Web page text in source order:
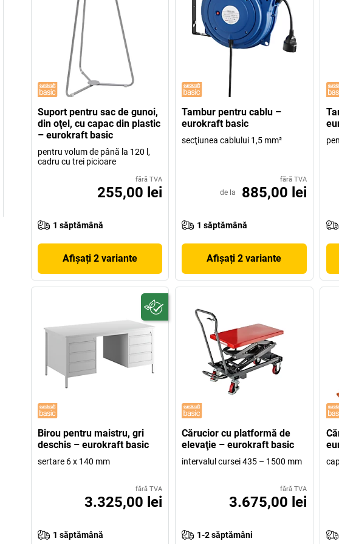
Suport pentru sac de gunoi,
din oţel, cu capac din plastic
– eurokraft basic
pentru volum de până la 120 l,
cadru cu trei picioare
fără TVA
255,00 lei
1 săptămână
Afișați 2 variante
Tambur pentru cablu –
eurokraft basic
secţiunea cablului 1,5 mm²
fără TVA
de la 885,00 lei
1 săptămână
Afișați 2 variante
Birou pentru maistru, gri
deschis – eurokraft basic
sertare 6 x 140 mm
fără TVA
3.325,00 lei
1 săptămână
Cărucior cu platformă de
elevaţie – eurokraft basic
intervalul cursei 435 – 1500 mm
fără TVA
3.675,00 lei
1-2 săptămâni